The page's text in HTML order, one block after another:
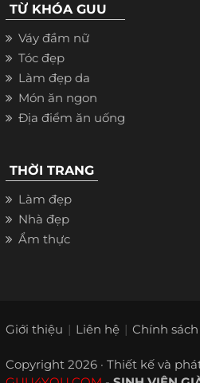
TỪ KHÓA GUU
Váy đầm nữ
Tóc đẹp
Làm đẹp da
Món ăn ngon
Địa điểm ăn uống
THỜI TRANG
Làm đẹp
Nhà đẹp
Ẩm thực
Giới thiệu Liên hệ Chính
Copyright 2026 · Thiết kế và